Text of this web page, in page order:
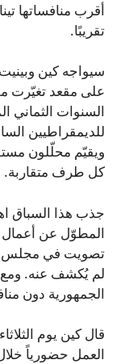
تقريبًا.
سيواجه كين
على مقعد تغيّرت
السنوات الثماني
للديمقراطيين
ويقيّم محلّلون
كل طرف متقاربة.
جذب هذا السباق
المطوّل عن أعمال
تصويت في مجلس
لم يُكشف عنه. ومع
الجمهورية دون
قال كين يوم
العمل حضورياً